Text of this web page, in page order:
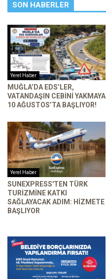
SON HABERLER
Yerel Haber
MUĞLA’DA EDS’LER,
VATANDAŞIN CEBINI YAKMAYA
10 AĞUSTOS’TA BAŞLIYOR!
Yerel Haber
SUNEXPRESS'TEN TÜRK
TURIZMINE KATKI
SAĞLAYACAK ADIM: HIZMETE
BAŞLIYOR